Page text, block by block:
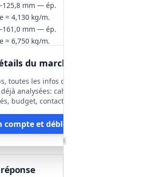
mm — ép.
≈ 4,130 kg/m.
mm — ép.
≈ 6,750 kg/m.
mm — masse
simple jaune
jaune pour
selon
touret).
des lots
tourets et
du marché
toutes les infos des
analysées: cahier des
budget, contact, etc
compte et débloquer
fichiers